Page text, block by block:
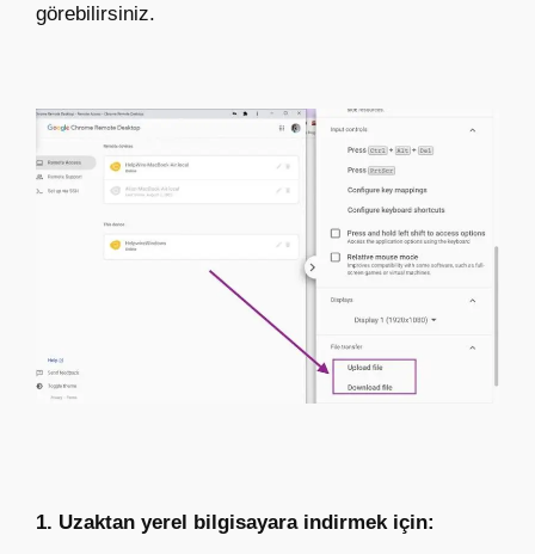
görebilirsiniz.
1. Uzaktan yerel bilgisayara indirmek için: